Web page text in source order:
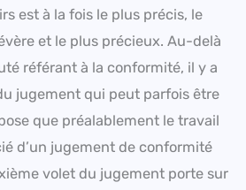
est à la fois le plus précis, le
et le plus précieux. Au-delà
référant à la conformité, il y a
jugement qui peut parfois être
que préalablement le travail
d’un jugement de conformité
volet du jugement porte sur